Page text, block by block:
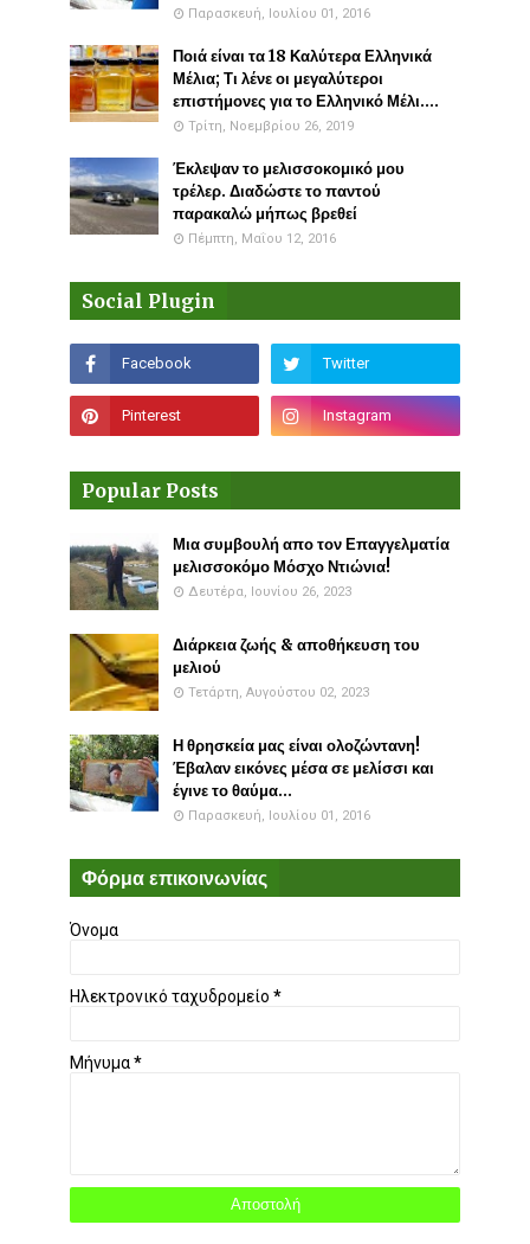
Παρασκευή, Ιουλίου 01, 2016
Ποιά είναι τα 18 Καλύτερα Ελληνικά
Μέλια; Τι λένε οι μεγαλύτεροι
επιστήμονες για το Ελληνικό Μέλι....
Τρίτη, Νοεμβρίου 26, 2019
Έκλεψαν το μελισσοκομικό μου
τρέλερ. Διαδώστε το παντού
παρακαλώ μήπως βρεθεί
Πέμπτη, Μαΐου 12, 2016
Social Plugin
Popular Posts
Μια συμβουλή απο τον Επαγγελματία
μελισσοκόμο Μόσχο Ντιώνια!
Δευτέρα, Ιουνίου 26, 2023
Διάρκεια ζωής & αποθήκευση του
μελιού
Τετάρτη, Αυγούστου 02, 2023
Η θρησκεία μας είναι ολοζώντανη!
Έβαλαν εικόνες μέσα σε μελίσσι και
έγινε το θαύμα...
Παρασκευή, Ιουλίου 01, 2016
Φόρμα επικοινωνίας
Όνομα
Ηλεκτρονικό ταχυδρομείο *
Μήνυμα*